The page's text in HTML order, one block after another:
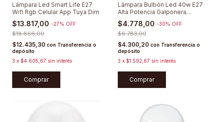
Lámpara Led Smart Life E27
Wifi Rgb Celular App Tuya Dim
$13.817,00 -27% OFF
$18.866,00
$12.435,30 con Transferencia o
depósito
3 x $4.605,67 sin interés
Comprar
Lámpara Bulbón Led 40w E27
Alta Potencia Galponera
Deposito
$4.778,00 -30% OFF
$6.783,00
$4.300,20 con Transferencia o
depósito
3 x $1.592,67 sin interés
Comprar